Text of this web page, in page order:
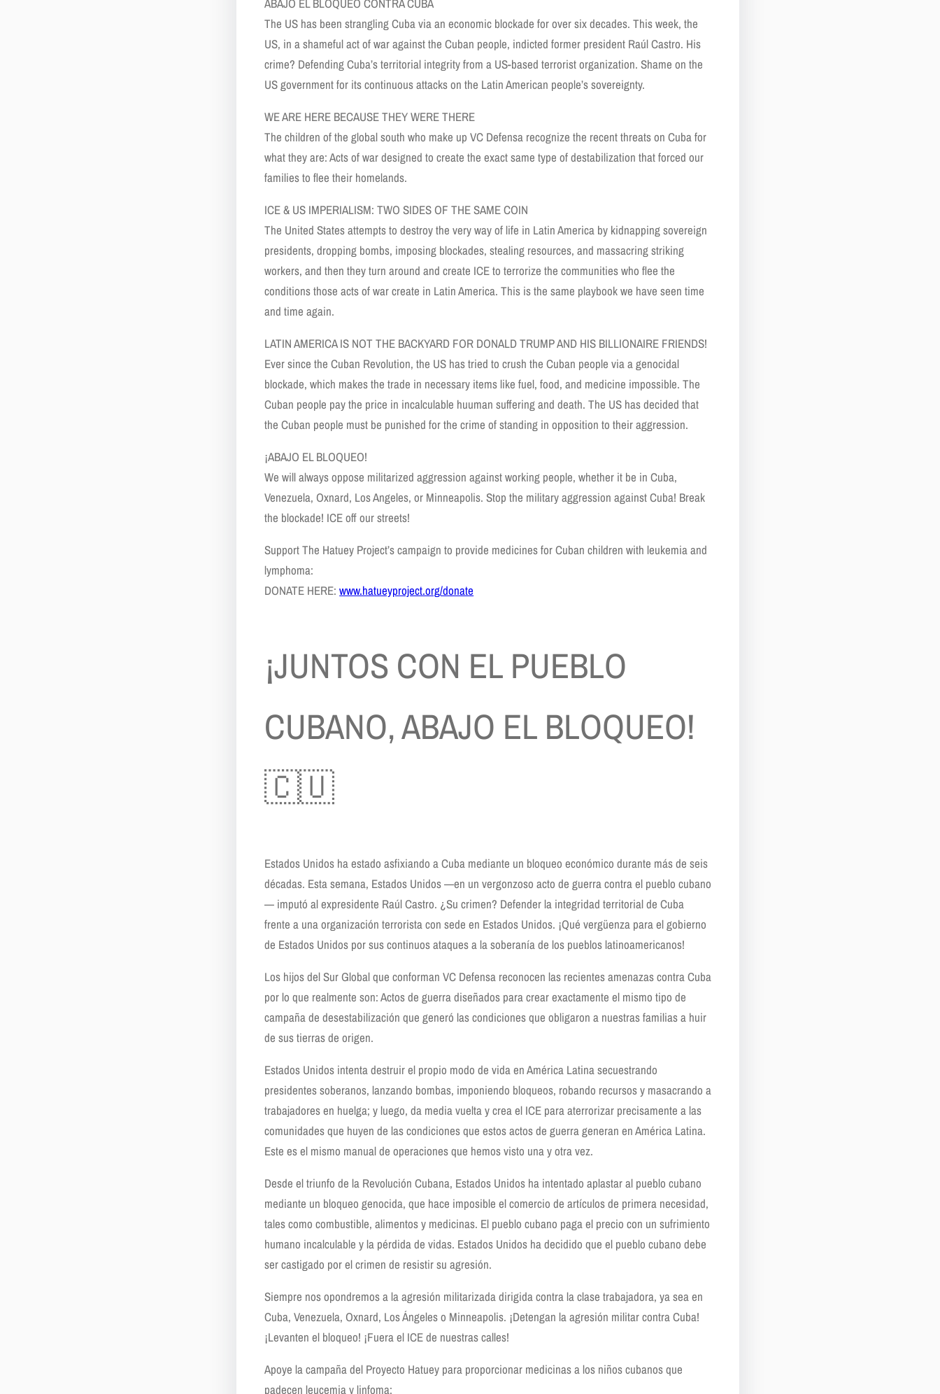
The US has been strangling Cuba via an economic blockade for over six decades. This week, the
US, in a shameful act of war against the Cuban people, indicted former president Raúl Castro. His
crime? Defending Cuba’s territorial integrity from a US-based terrorist organization. Shame on the
US government for its continuous attacks on the Latin American people’s sovereignty.
WE ARE HERE BECAUSE THEY WERE THERE
The children of the global south who make up VC Defensa recognize the recent threats on Cuba for
what they are: Acts of war designed to create the exact same type of destabilization that forced our
families to flee their homelands.
ICE & US IMPERIALISM: TWO SIDES OF THE SAME COIN
The United States attempts to destroy the very way of life in Latin America by kidnapping sovereign
presidents, dropping bombs, imposing blockades, stealing resources, and massacring striking
workers, and then they turn around and create ICE to terrorize the communities who flee the
conditions those acts of war create in Latin America. This is the same playbook we have seen time
and time again.
LATIN AMERICA IS NOT THE BACKYARD FOR DONALD TRUMP AND HIS BILLIONAIRE FRIENDS!
Ever since the Cuban Revolution, the US has tried to crush the Cuban people via a genocidal
blockade, which makes the trade in necessary items like fuel, food, and medicine impossible. The
Cuban people pay the price in incalculable huuman suffering and death. The US has decided that
the Cuban people must be punished for the crime of standing in opposition to their aggression.
¡ABAJO EL BLOQUEO!
We will always oppose militarized aggression against working people, whether it be in Cuba,
Venezuela, Oxnard, Los Angeles, or Minneapolis. Stop the military aggression against Cuba! Break
the blockade! ICE off our streets!
Support The Hatuey Project’s campaign to provide medicines for Cuban children with leukemia and
lymphoma:
DONATE HERE:www.hatueyproject.org/donate
¡JUNTOS CON EL PUEBLO
CUBANO, ABAJO EL BLOQUEO!
🇨🇺
Estados Unidos ha estado asfixiando a Cuba mediante un bloqueo económico durante más de seis
décadas. Esta semana, Estados Unidos —en un vergonzoso acto de guerra contra el pueblo cubano
— imputó al expresidente Raúl Castro. ¿Su crimen? Defender la integridad territorial de Cuba
frente a una organización terrorista con sede en Estados Unidos. ¡Qué vergüenza para el gobierno
de Estados Unidos por sus continuos ataques a la soberanía de los pueblos latinoamericanos!
Los hijos del Sur Global que conforman VC Defensa reconocen las recientes amenazas contra Cuba
por lo que realmente son: Actos de guerra diseñados para crear exactamente el mismo tipo de
campaña de desestabilización que generó las condiciones que obligaron a nuestras familias a huir
de sus tierras de origen.
Estados Unidos intenta destruir el propio modo de vida en América Latina secuestrando
presidentes soberanos, lanzando bombas, imponiendo bloqueos, robando recursos y masacrando a
trabajadores en huelga; y luego, da media vuelta y crea el ICE para aterrorizar precisamente a las
comunidades que huyen de las condiciones que estos actos de guerra generan en América Latina.
Este es el mismo manual de operaciones que hemos visto una y otra vez.
Desde el triunfo de la Revolución Cubana, Estados Unidos ha intentado aplastar al pueblo cubano
mediante un bloqueo genocida, que hace imposible el comercio de artículos de primera necesidad,
tales como combustible, alimentos y medicinas. El pueblo cubano paga el precio con un sufrimiento
humano incalculable y la pérdida de vidas. Estados Unidos ha decidido que el pueblo cubano debe
ser castigado por el crimen de resistir su agresión.
Siempre nos opondremos a la agresión militarizada dirigida contra la clase trabajadora, ya sea en
Cuba, Venezuela, Oxnard, Los Ángeles o Minneapolis. ¡Detengan la agresión militar contra Cuba!
¡Levanten el bloqueo! ¡Fuera el ICE de nuestras calles!
Apoye la campaña del Proyecto Hatuey para proporcionar medicinas a los niños cubanos que
padecen leucemia y linfoma: